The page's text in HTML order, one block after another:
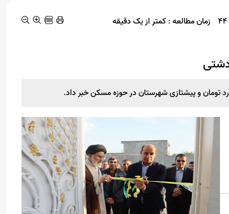
زمان مطالعه : کمتر از یک دقیقه